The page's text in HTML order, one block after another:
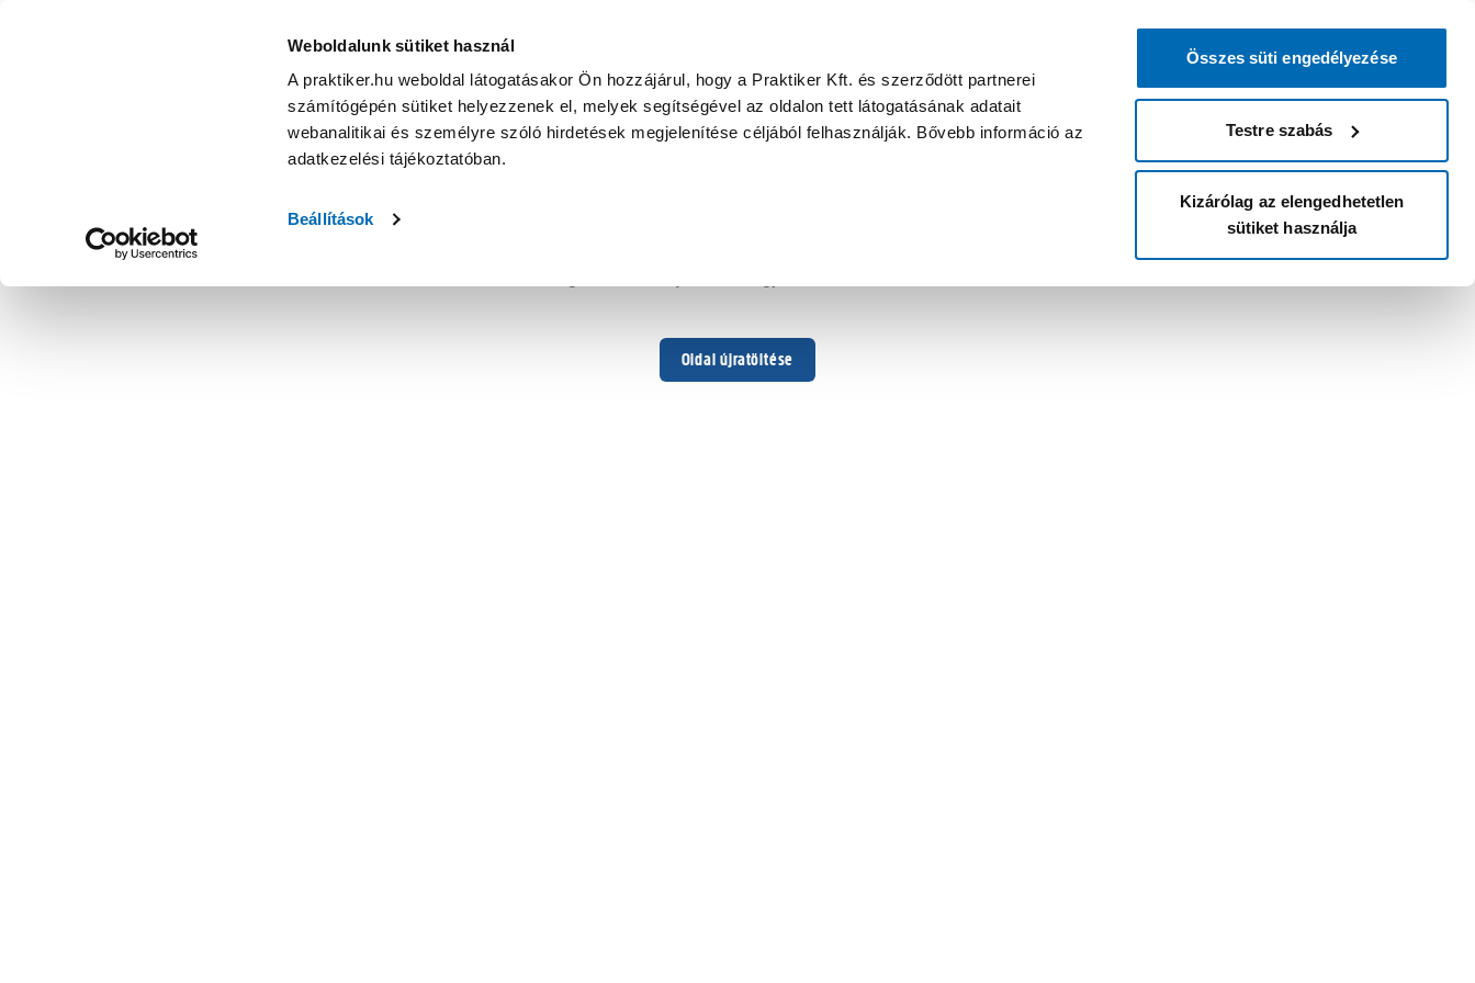
Weboldalunk sütiket használ
A praktiker.hu weboldal látogatásakor Ön hozzájárul, hogy a Praktiker Kft. és szerződött partnerei
számítógépén sütiket helyezzenek el, melyek segítségével az oldalon tett látogatásának adatait
webanalitikai és személyre szóló hirdetések megjelenítése céljából felhasználják. Bővebb információ az
adatkezelési tájékoztatóban.
Beállítások
Összes süti engedélyezése
Testre szabás
Kizárólag az elengedhetetlen
sütiket használja
Oldal újratöltése